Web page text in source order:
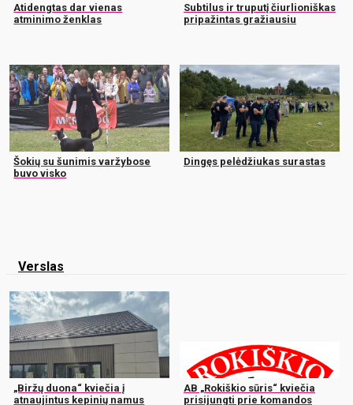
Atidengtas dar vienas
atminimo ženklas
Subtilus ir truputį čiurlioniškas
pripažintas gražiausiu
Šokių su šunimis varžybose
buvo visko
Dingęs pelėdžiukas surastas
Verslas
„Biržų duona“ kviečia į
atnaujintus kepinių namus
AB „Rokiškio sūris“ kviečia
prisijungti prie komandos